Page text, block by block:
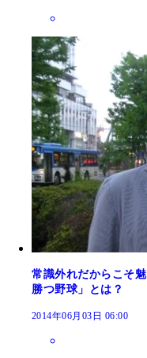
常識外れだからこそ
勝つ野球」とは？
2014年06月03日 06:00